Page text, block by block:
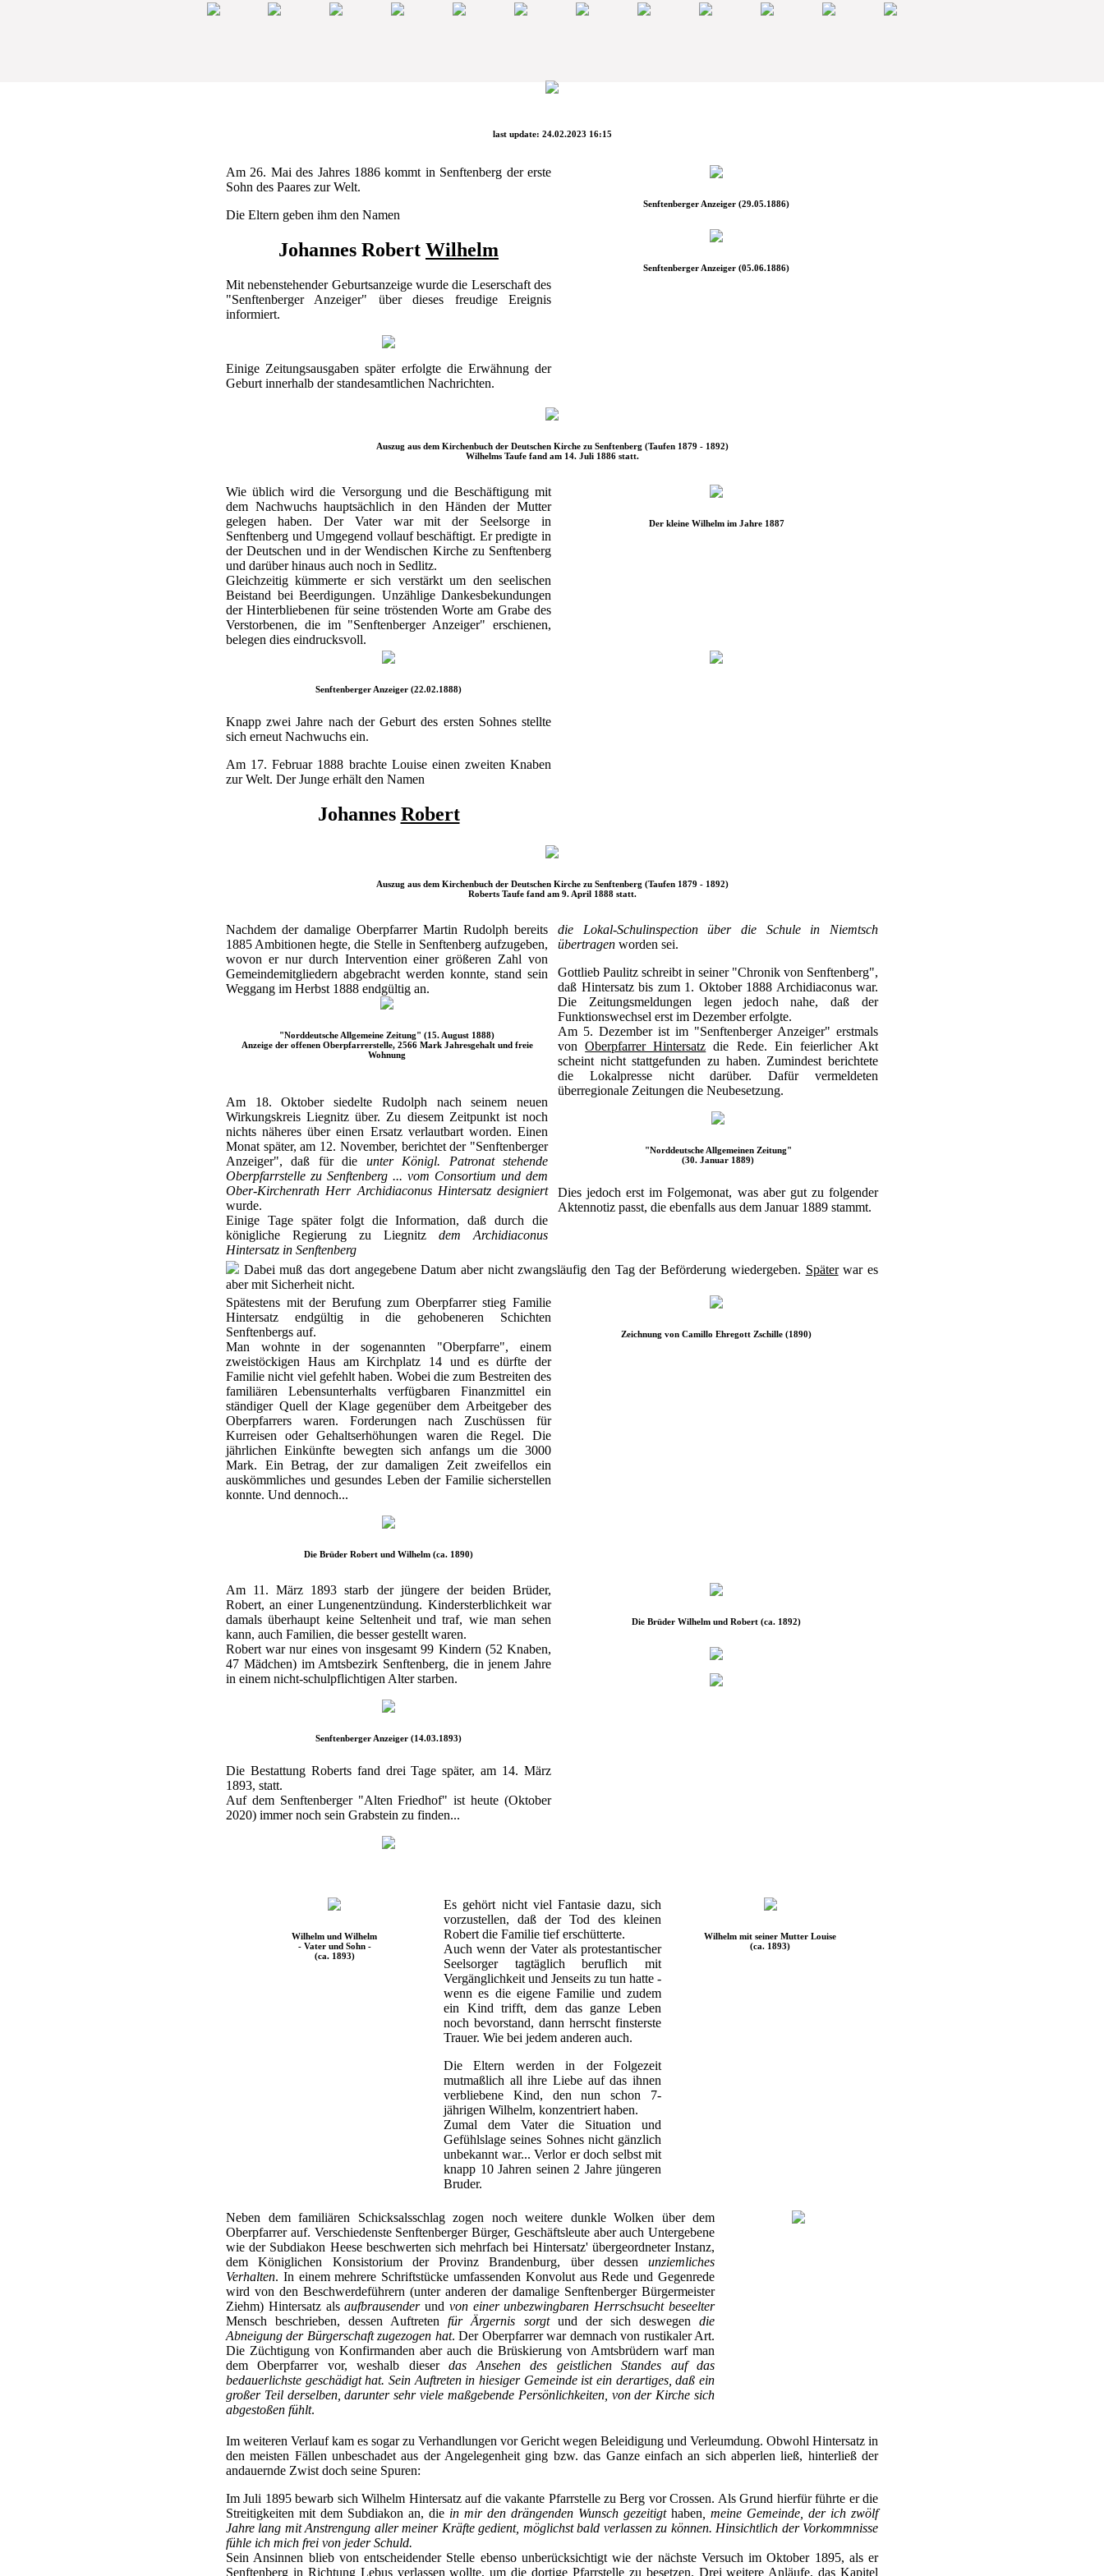
last update: 24.02.2023 16:15
Am 26. Mai des Jahres 1886 kommt in Senftenberg der erste
Sohn des Paares zur Welt.
Die Eltern geben ihm den Namen
Johannes Robert Wilhelm
Mit nebenstehender Geburtsanzeige wurde die Leserschaft des
"Senftenberger Anzeiger" über dieses freudige Ereignis
informiert.
Einige Zeitungsausgaben später erfolgte die Erwähnung der
Geburt innerhalb der standesamtlichen Nachrichten.
Senftenberger Anzeiger (29.05.1886)
Senftenberger Anzeiger (05.06.1886)
Auszug aus dem Kirchenbuch der Deutschen Kirche zu Senftenberg (Taufen 1879 - 1892)
Wilhelms Taufe fand am 14. Juli 1886 statt.
Wie üblich wird die Versorgung und die Beschäftigung mit
dem Nachwuchs hauptsächlich in den Händen der Mutter
gelegen haben. Der Vater war mit der Seelsorge in
Senftenberg und Umgegend vollauf beschäftigt. Er predigte in
der Deutschen und in der Wendischen Kirche zu Senftenberg
und darüber hinaus auch noch in Sedlitz.
Gleichzeitig kümmerte er sich verstärkt um den seelischen
Beistand bei Beerdigungen. Unzählige Dankesbekundungen
der Hinterbliebenen für seine tröstenden Worte am Grabe des
Verstorbenen, die im "Senftenberger Anzeiger" erschienen,
belegen dies eindrucksvoll.
Der kleine Wilhelm im Jahre 1887
Senftenberger Anzeiger (22.02.1888)
Knapp zwei Jahre nach der Geburt des ersten Sohnes stellte
sich erneut Nachwuchs ein.
Am 17. Februar 1888 brachte Louise einen zweiten Knaben
zur Welt. Der Junge erhält den Namen
Johannes Robert
Auszug aus dem Kirchenbuch der Deutschen Kirche zu Senftenberg (Taufen 1879 - 1892)
Roberts Taufe fand am 9. April 1888 statt.
Nachdem der damalige Oberpfarrer Martin Rudolph bereits
1885 Ambitionen hegte, die Stelle in Senftenberg aufzugeben,
wovon er nur durch Intervention einer größeren Zahl von
Gemeindemitgliedern abgebracht werden konnte, stand sein
Weggang im Herbst 1888 endgültig an.
"Norddeutsche Allgemeine Zeitung" (15. August 1888)
Anzeige der offenen Oberpfarrerstelle, 2566 Mark Jahresgehalt und freie
Wohnung
Am 18. Oktober siedelte Rudolph nach seinem neuen
Wirkungskreis Liegnitz über. Zu diesem Zeitpunkt ist noch
nichts näheres über einen Ersatz verlautbart worden. Einen
Monat später, am 12. November, berichtet der "Senftenberger
Anzeiger", daß für die unter Königl. Patronat stehende
Oberpfarrstelle zu Senftenberg ... vom Consortium und dem
Ober-Kirchenrath Herr Archidiaconus Hintersatz designiert
wurde.
Einige Tage später folgt die Information, daß durch die
königliche Regierung zu Liegnitz dem Archidiaconus
Hintersatz in Senftenberg
die Lokal-Schulinspection über die Schule in Niemtsch
übertragen worden sei.
Gottlieb Paulitz schreibt in seiner "Chronik von Senftenberg",
daß Hintersatz bis zum 1. Oktober 1888 Archidiaconus war.
Die Zeitungsmeldungen legen jedoch nahe, daß der
Funktionswechsel erst im Dezember erfolgte.
Am 5. Dezember ist im "Senftenberger Anzeiger" erstmals
vonOberpfarrer Hintersatz die Rede. Ein feierlicher Akt
scheint nicht stattgefunden zu haben. Zumindest berichtete
die Lokalpresse nicht darüber. Dafür vermeldeten
überregionale Zeitungen die Neubesetzung.
"Norddeutsche Allgemeinen Zeitung"
(30. Januar 1889)
Dies jedoch erst im Folgemonat, was aber gut zu folgender
Aktennotiz passt, die ebenfalls aus dem Januar 1889 stammt.
Dabei muß das dort angegebene Datum aber nicht zwangsläufig den Tag der Beförderung wiedergeben. Späterwar es
aber mit Sicherheit nicht.
Spätestens mit der Berufung zum Oberpfarrer stieg Familie
Hintersatz endgültig in die gehobeneren Schichten
Senftenbergs auf.
Man wohnte in der sogenannten "Oberpfarre", einem
zweistöckigen Haus am Kirchplatz 14 und es dürfte der
Familie nicht viel gefehlt haben. Wobei die zum Bestreiten des
familiären Lebensunterhalts verfügbaren Finanzmittel ein
ständiger Quell der Klage gegenüber dem Arbeitgeber des
Oberpfarrers waren. Forderungen nach Zuschüssen für
Kurreisen oder Gehaltserhöhungen waren die Regel. Die
jährlichen Einkünfte bewegten sich anfangs um die 3000
Mark. Ein Betrag, der zur damaligen Zeit zweifellos ein
auskömmliches und gesundes Leben der Familie sicherstellen
konnte. Und dennoch...
Die Brüder Robert und Wilhelm (ca. 1890)
Zeichnung von Camillo Ehregott Zschille (1890)
Am 11. März 1893 starb der jüngere der beiden Brüder,
Robert, an einer Lungenentzündung. Kindersterblichkeit war
damals überhaupt keine Seltenheit und traf, wie man sehen
kann, auch Familien, die besser gestellt waren.
Robert war nur eines von insgesamt 99 Kindern (52 Knaben,
47 Mädchen) im Amtsbezirk Senftenberg, die in jenem Jahre
in einem nicht-schulpflichtigen Alter starben.
Senftenberger Anzeiger (14.03.1893)
Die Bestattung Roberts fand drei Tage später, am 14. März
1893, statt.
Auf dem Senftenberger "Alten Friedhof" ist heute (Oktober
2020) immer noch sein Grabstein zu finden...
Die Brüder Wilhelm und Robert (ca. 1892)
Wilhelm und Wilhelm
- Vater und Sohn -
(ca. 1893)
Es gehört nicht viel Fantasie dazu, sich
vorzustellen, daß der Tod des kleinen
Robert die Familie tief erschütterte.
Auch wenn der Vater als protestantischer
Seelsorger tagtäglich beruflich mit
Vergänglichkeit und Jenseits zu tun hatte -
wenn es die eigene Familie und zudem
ein Kind trifft, dem das ganze Leben
noch bevorstand, dann herrscht finsterste
Trauer. Wie bei jedem anderen auch.
Die Eltern werden in der Folgezeit
mutmaßlich all ihre Liebe auf das ihnen
verbliebene Kind, den nun schon 7-
jährigen Wilhelm, konzentriert haben.
Zumal dem Vater die Situation und
Gefühlslage seines Sohnes nicht gänzlich
unbekannt war... Verlor er doch selbst mit
knapp 10 Jahren seinen 2 Jahre jüngeren
Bruder.
Wilhelm mit seiner Mutter Louise
(ca. 1893)
Neben dem familiären Schicksalsschlag zogen noch weitere dunkle Wolken über dem
Oberpfarrer auf. Verschiedenste Senftenberger Bürger, Geschäftsleute aber auch Untergebene
wie der Subdiakon Heese beschwerten sich mehrfach bei Hintersatz' übergeordneter Instanz,
dem Königlichen Konsistorium der Provinz Brandenburg, über dessen unziemliches
Verhalten. In einem mehrere Schriftstücke umfassenden Konvolut aus Rede und Gegenrede
wird von den Beschwerdeführern (unter anderen der damalige Senftenberger Bürgermeister
Ziehm) Hintersatz alsaufbrausenderund von einer unbezwingbaren Herrschsucht beseelter
Mensch beschrieben, dessen Auftretenfür Ärgernis sorgtund der sich deswegendie
Abneigung der Bürgerschaft zugezogen hat. Der Oberpfarrer war demnach von rustikaler Art.
Die Züchtigung von Konfirmanden aber auch die Brüskierung von Amtsbrüdern warf man
dem Oberpfarrer vor, weshalb dieserdas Ansehen des geistlichen Standes auf das
bedauerlichste geschädigt hat. Sein Auftreten in hiesiger Gemeinde ist ein derartiges, daß ein
großer Teil derselben, darunter sehr viele maßgebende Persönlichkeiten, von der Kirche sich
abgestoßen fühlt.
Im weiteren Verlauf kam es sogar zu Verhandlungen vor Gericht wegen Beleidigung und Verleumdung. Obwohl Hintersatz in
den meisten Fällen unbeschadet aus der Angelegenheit ging bzw. das Ganze einfach an sich abperlen ließ, hinterließ der
andauernde Zwist doch seine Spuren:
Im Juli 1895 bewarb sich Wilhelm Hintersatz auf die vakante Pfarrstelle zu Berg vor Crossen. Als Grund hierfür führte er die
Streitigkeiten mit dem Subdiakon an, die in mir den drängenden Wunsch gezeitigthaben , meine Gemeinde, der ich zwölf
Jahre lang mit Anstrengung aller meiner Kräfte gedient, möglichst bald verlassen zu können. Hinsichtlich der Vorkommnisse
fühle ich mich frei von jeder Schuld.
Sein Ansinnen blieb von entscheidender Stelle ebenso unberücksichtigt wie der nächste Versuch im Oktober 1895, als er
Senftenberg in Richtung Lebus verlassen wollte, um die dortige Pfarrstelle zu besetzen. Drei weitere Anläufe, das Kapitel